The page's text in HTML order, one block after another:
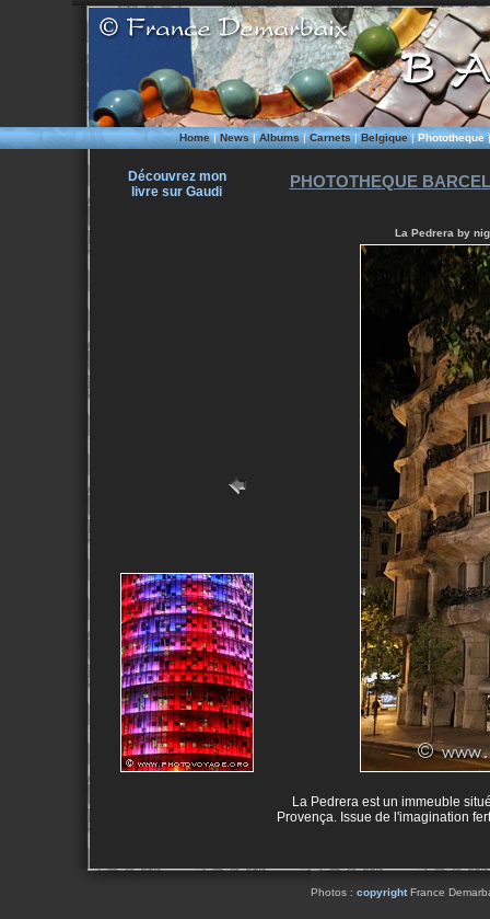
Home|News|Albums|Carnets|Belgique|Phototheque
Découvrez mon
livre sur Gaudi
PHOTOTHEQUE
La Pedrera by
La Pedrera est un immeuble
Provença. Issue de l'imagination
Photos : copyrightFrance